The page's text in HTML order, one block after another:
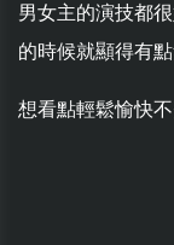
男女主的演技都
的時候就顯得有點
想看點輕鬆愉快